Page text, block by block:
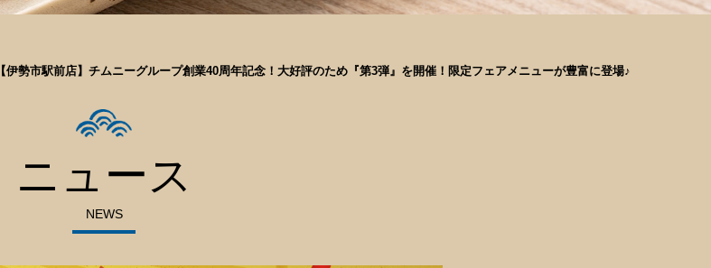
【伊勢市駅前店】チムニーグループ創業40周年記念！大好評のため『第3弾』を開催！限定フェアメニューが豊富に登場♪
ニュース
NEWS